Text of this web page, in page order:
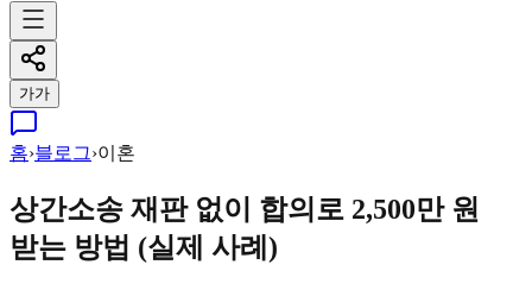
가가
홈›블로그›이혼
상간소송 재판 없이 합의로 2,500만 원
받는 방법 (실제 사례)